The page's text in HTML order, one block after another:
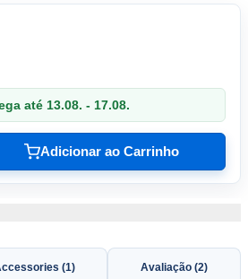
até 13.08. - 17.08.
Adicionar ao Carrinho
(1) Avaliação (2)